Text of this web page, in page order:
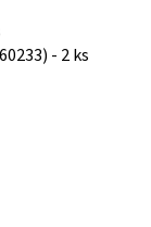
- 2 ks